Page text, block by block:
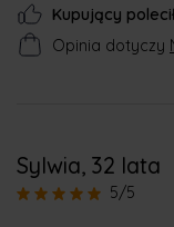
Kupujący
Opinia dotyczy
Sylwia, 32 lata
5/5